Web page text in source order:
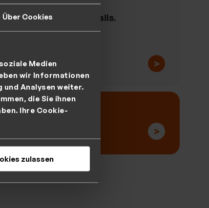
Über Cookies
Medien
wir Informationen
und Analysen weiter.
die Sie ihnen
Ihre Cookie-
zulassen
Ihrer Daten und E-Mails.
>
>